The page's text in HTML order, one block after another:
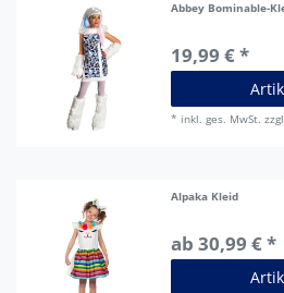
Abbey Bominable-
19,99 € *
* inkl. ges. MwSt.
Alpaka Kleid
ab 30,99 € *